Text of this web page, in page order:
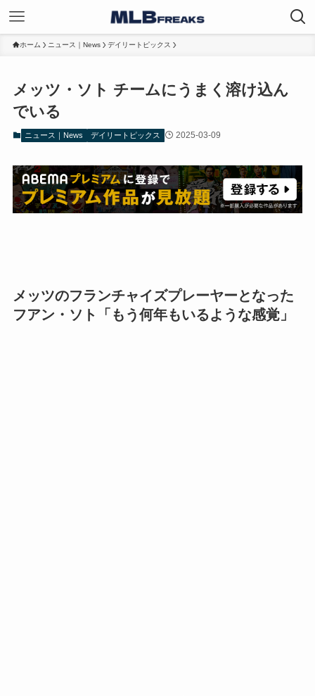
ホーム ニュース｜News デイリートピックス
メッツ・ソト チームにうまく溶け込ん
でいる
ニュース｜News デイリートピックス 2025-03-09
メッツのフランチャイズプレーヤーとなった
フアン・ソト「もう何年もいるような感覚」